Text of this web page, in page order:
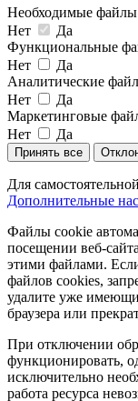
Необходимые
Нет
Да
Функциональные
Нет
Да
Аналитические
Нет
Да
Маркетинговые
Нет
Да
Принять все
Для
Дополнительные
Файлы cookie
посещении веб-
этими файлами.
файлов cookies,
удалите уже
браузера или
При отключении
функционировать,
исключительно
работа ресурса